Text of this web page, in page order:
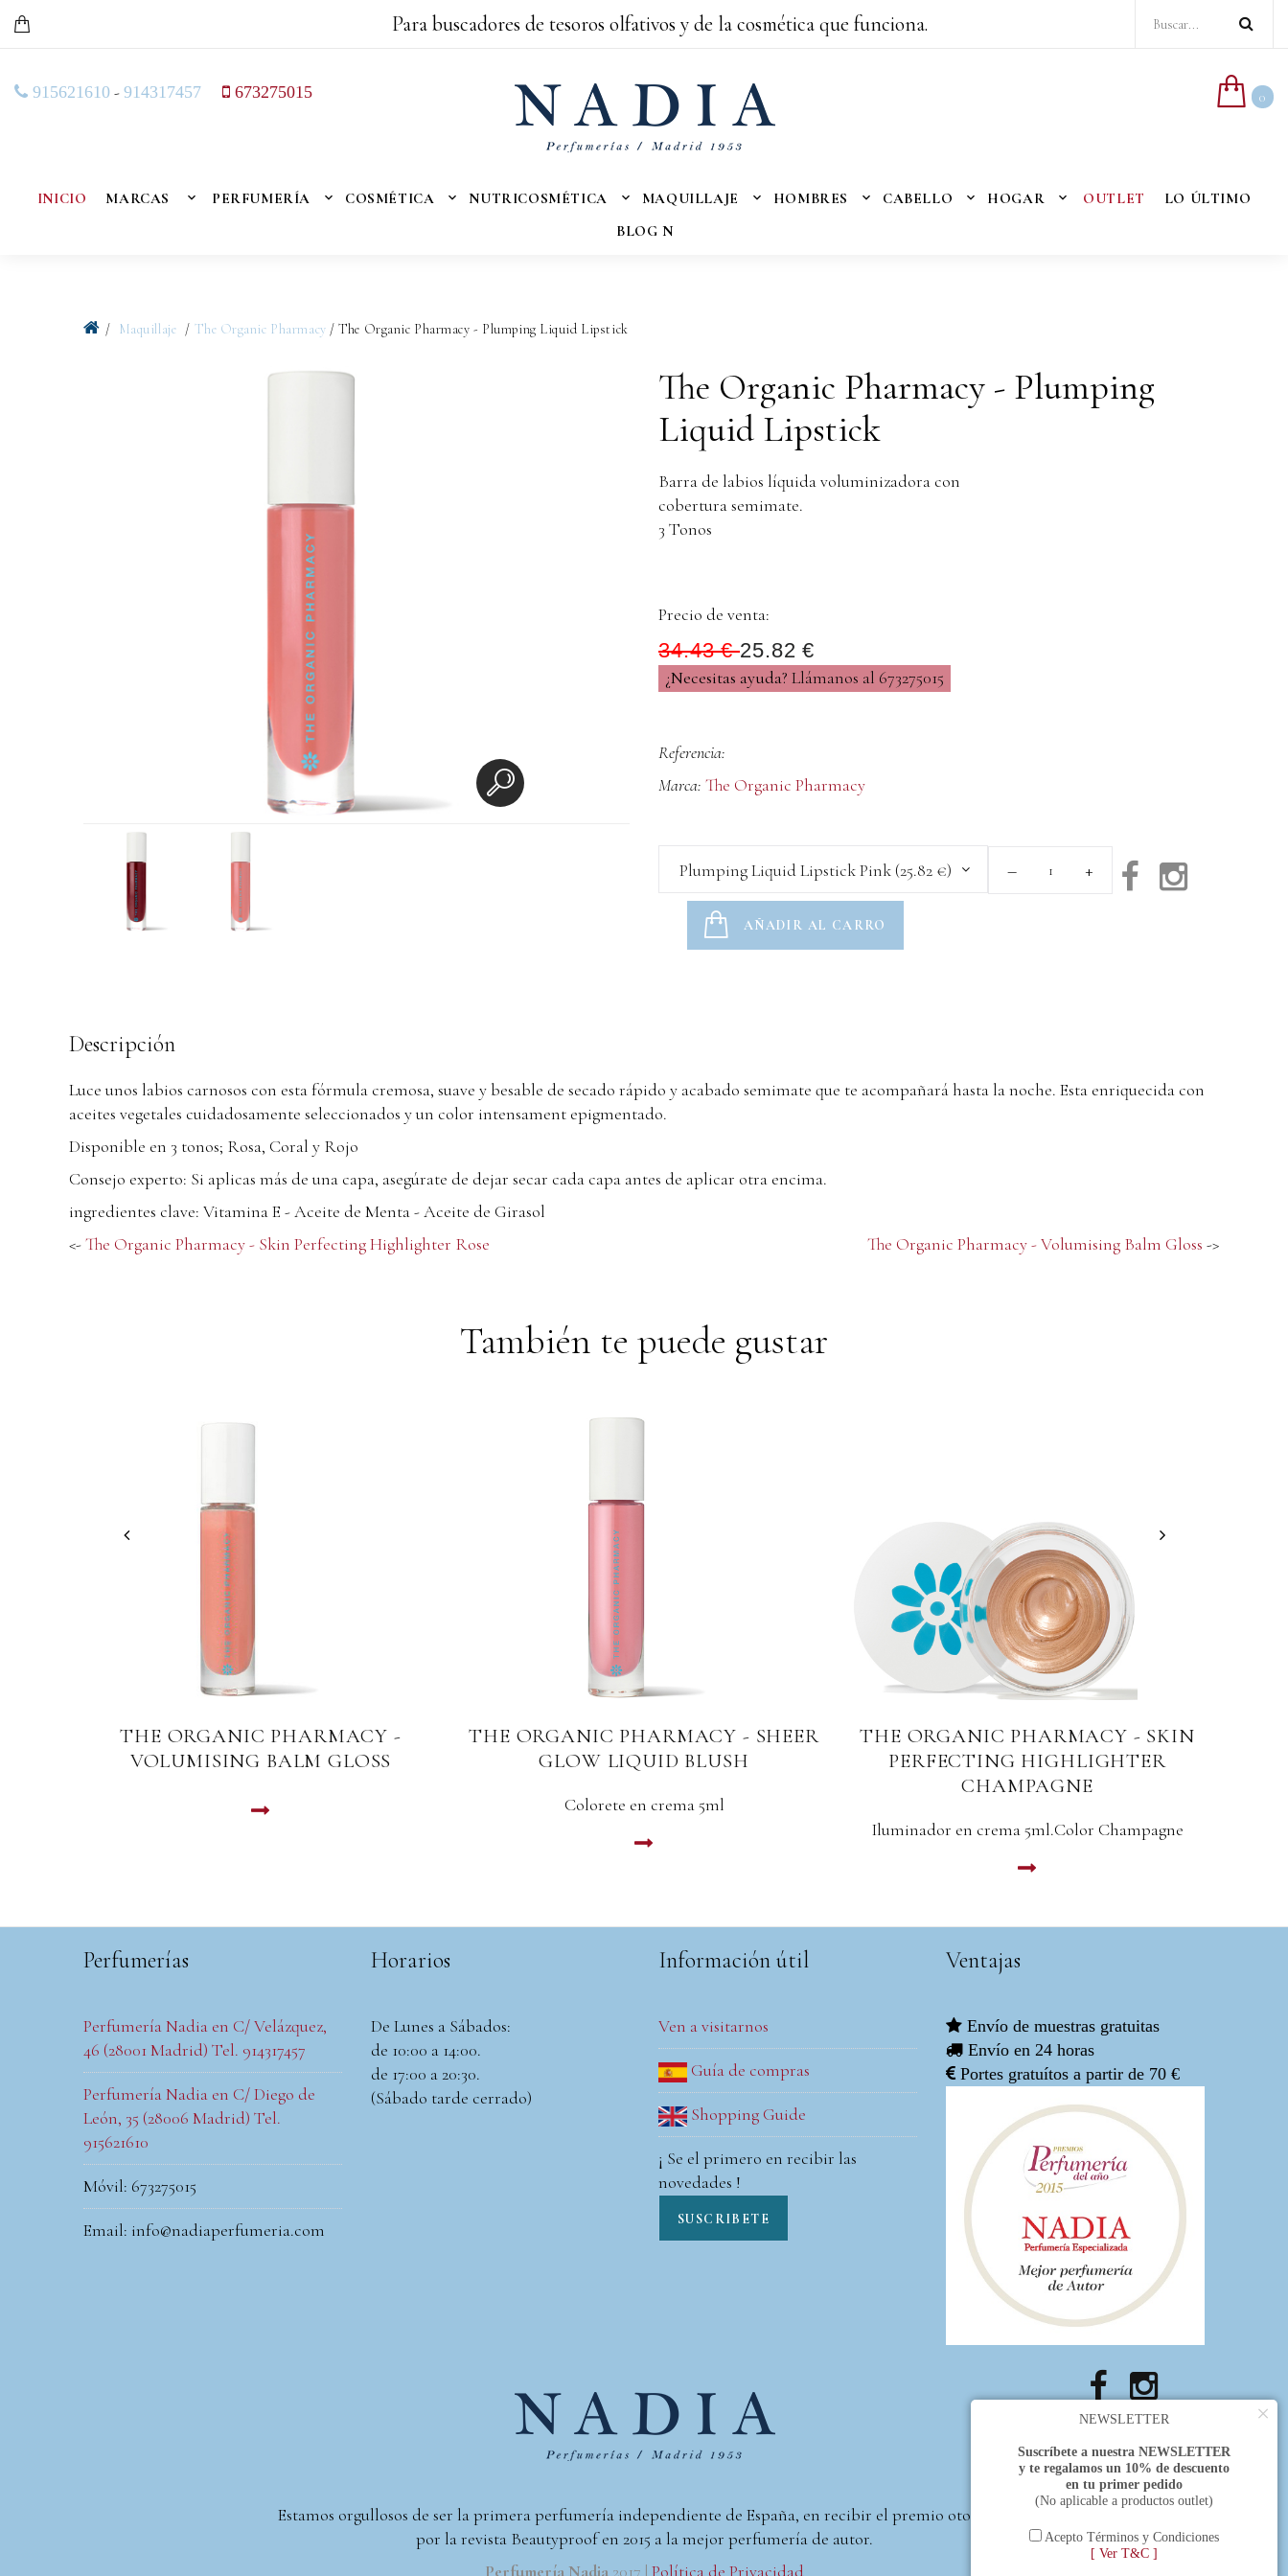
Para buscadores de tesoros olfativos y de la cosmética que funciona.
915621610 - 914317457 673275015 0
INICIO MARCAS PERFUMERÍA COSMÉTICA NUTRICOSMÉTICA MAQUILLAJE HOMBRES CABELLO HOGAR OUTLET
LO ÚLTIMO
BLOG N
Maquillaje The Organic Pharmacy / The Organic Pharmacy - Plumping Liquid Lipstick
The Organic Pharmacy - Plumping
Liquid Lipstick
Barra de labios líquida voluminizadora con
cobertura semimate.
3 Tonos
Precio de venta:
34.43 €25.82 €
¿Necesitas ayuda? Llámanos al 673275015
Referencia:
Marca: The Organic Pharmacy
Plumping Liquid Lipstick Pink (25.82 €)
AÑADIR AL CARRO
Descripción
Luce unos labios carnosos con esta fórmula cremosa, suave y besable de secado rápido y acabado semimate que te acompañará hasta la noche. Esta enriquecida con
aceites vegetales cuidadosamente seleccionados y un color intensament epigmentado.
Disponible en 3 tonos; Rosa, Coral y Rojo
Consejo experto: Si aplicas más de una capa, asegúrate de dejar secar cada capa antes de aplicar otra encima.
ingredientes clave: Vitamina E - Aceite de Menta - Aceite de Girasol
<-The Organic Pharmacy - Skin Perfecting Highlighter Rose The Organic Pharmacy - Volumising Balm Gloss ->
También te puede gustar
THE ORGANIC PHARMACY - SHEER
GLOW LIQUID BLUSH
Colorete en crema 5ml
THE ORGANIC PHARMACY - SKIN
PERFECTING HIGHLIGHTER
THE ORGANIC PHARMACY - SKIN
PERFECTING HIGHLIGHTER ROSE
LEER MAS
Horarios
De Lunes a Sábados:
de 10:00 a 14:00.
de 17:00 a 20:30.
(Sábado tarde cerrado)
Información útil
Ven a visitarnos
Guía de compras
Shopping Guide
¡ Se el primero en recibir las
novedades !
SUSCRIBETE
Perfumerías
Perfumería Nadia en C/ Velázquez,
46 (28001 Madrid) Tel. 914317457
Perfumería Nadia en C/ Diego de
León, 35 (28006 Madrid) Tel.
915621610
Móvil: 673275015
Email: info@nadiaperfumeria.com
Ventajas
Envío de muestras gratuitas
Envío en 24 horas
Portes gratuítos a partir de 70 €
Estamos orgullosos de ser la primera perfumería independiente de España, en recibir el premio otorgado
por la revista Beautyproof en 2015 a la mejor perfumería de autor.
Perfumería Nadia 2017 | Política de Privacidad
×
NEWSLETTER
Suscríbete a nuestra NEWSLETTER
y te regalamos un 10% de descuento
en tu primer pedido
(No aplicable a productos outlet)
Acepto Términos y Condiciones
[ Ver T&C ]